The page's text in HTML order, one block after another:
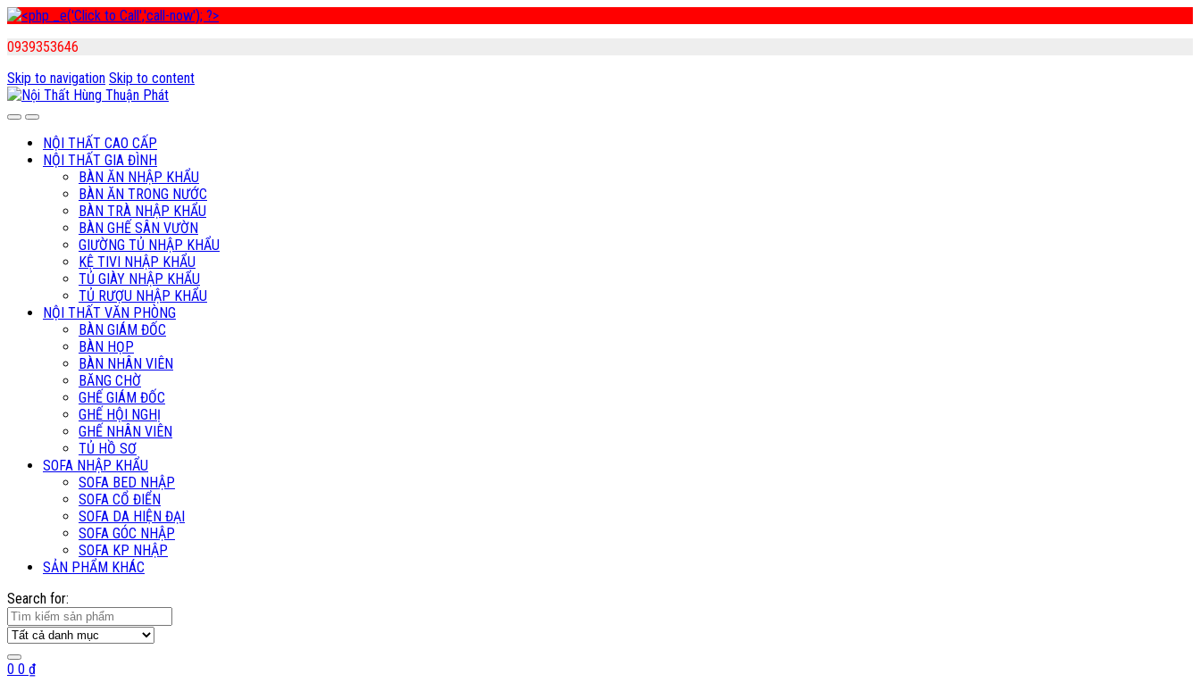
0939353646
Skip to navigation Skip to content
NỘI THẤT CAO CẤP
NỘI THẤT GIA ĐÌNH
BÀN ĂN NHẬP KHẨU
BÀN ĂN TRONG NƯỚC
BÀN TRÀ NHẬP KHẨU
BÀN GHẾ SÂN VƯỜN
GIƯỜNG TỦ NHẬP KHẨU
KỆ TIVI NHẬP KHẨU
TỦ GIÀY NHẬP KHẨU
TỦ RƯỢU NHẬP KHẨU
NỘI THẤT VĂN PHÒNG
BÀN GIÁM ĐỐC
BÀN HỌP
BÀN NHÂN VIÊN
BĂNG CHỜ
GHẾ GIÁM ĐỐC
GHẾ HỘI NGHỊ
GHẾ NHÂN VIÊN
TỦ HỒ SƠ
SOFA NHẬP KHẨU
SOFA BED NHẬP
SOFA CỔ ĐIỂN
SOFA DA HIỆN ĐẠI
SOFA GÓC NHẬP
SOFA KP NHẬP
SẢN PHẨM KHÁC
Search for:
0 0 ₫